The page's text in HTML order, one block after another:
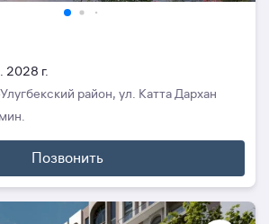
2028 г.
район, ул. Катта Дархан
Позвонить